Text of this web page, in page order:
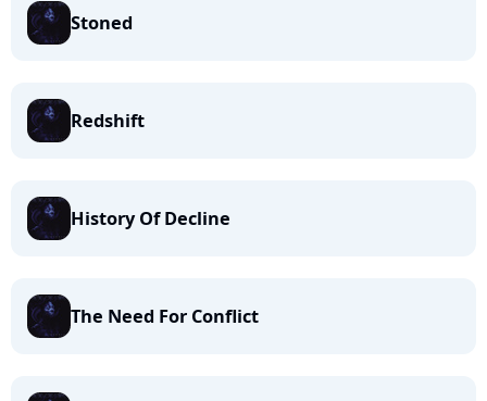
Stoned
Redshift
History Of Decline
The Need For Conflict